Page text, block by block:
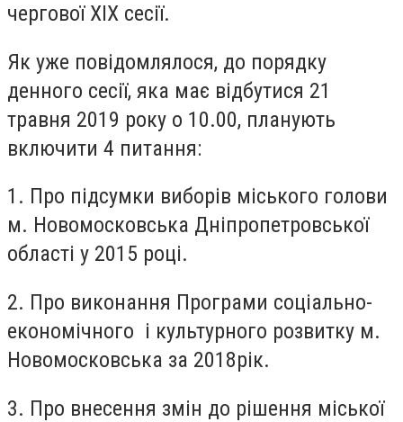
чергової XІX сесії.
Як уже повідомлялося, до порядку
денного сесії, яка має відбутися 21
травня 2019 року о 10.00, планують
включити 4 питання:
1. Про підсумки виборів міського голови
м. Новомосковська Дніпропетровської
області у 2015 році.
2. Про виконання Програми соціально-
економічного і культурного розвитку м.
Новомосковська за 2018рік.
3. Про внесення змін до рішення міської